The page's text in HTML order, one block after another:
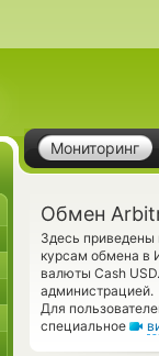
Мониторинг
Обмен
Здесь
курсам обмена в
валюты Cash
администрацией.
Для
специальное